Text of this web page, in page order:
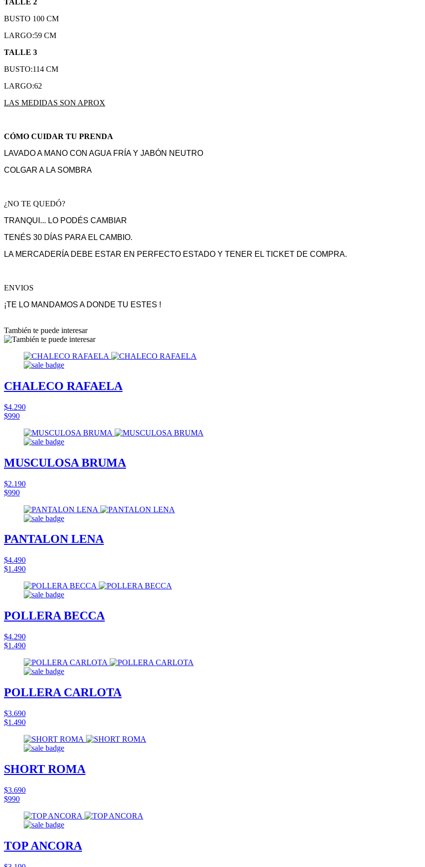
BUSTO 100 CM
LARGO:59 CM
TALLE 3
BUSTO:114 CM
LARGO:62
LAS MEDIDAS SON APROX
CÓMO CUIDAR TU PRENDA
LAVADO A MANO CON AGUA FRÍA Y JABÓN NEUTRO
COLGAR A LA SOMBRA
¿NO TE QUEDÓ?
TRANQUI... LO PODÉS CAMBIAR
TENÉS 30 DÍAS PARA EL CAMBIO.
LA MERCADERÍA DEBE ESTAR EN PERFECTO ESTADO Y TENER EL TICKET DE COMPRA.
ENVIOS
¡TE LO MANDAMOS A DONDE TU ESTES !
También te puede interesar
CHALECO RAFAELA
$4.290
$990
MUSCULOSA BRUMA
$2.190
$990
PANTALON LENA
$4.490
$1.490
POLLERA BECCA
$4.290
$1.490
POLLERA CARLOTA
$3.690
$1.490
SHORT ROMA
$3.690
$990
TOP ANCORA